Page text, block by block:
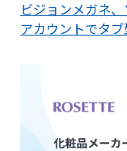
ビジョンメガネ
アカウントでタ